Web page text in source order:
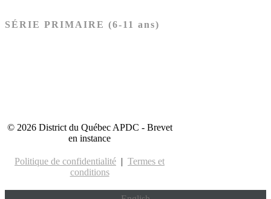
SÉRIE PRIMAIRE (6-11 ans)
© 2026 District du Québec APDC - Brevet
en instance
Politique de confidentialité | Termes et
conditions